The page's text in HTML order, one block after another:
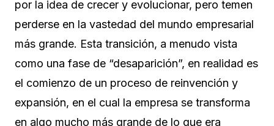
por la idea de crecer y evolucionar, pero temen
perderse en la vastedad del mundo empresarial
más grande. Esta transición, a menudo vista
como una fase de “desaparición”, en realidad es
el comienzo de un proceso de reinvención y
expansión, en el cual la empresa se transforma
en algo mucho más grande de lo que era